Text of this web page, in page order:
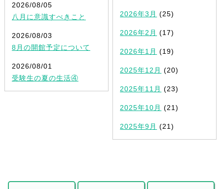
2026/08/05
八月に意識すべきこと
2026/08/03
8月の開館予定について
2026/08/01
受験生の夏の生活④
2026年3月 (25)
2026年2月 (17)
2026年1月 (19)
2025年12月 (20)
2025年11月 (23)
2025年10月 (21)
2025年9月 (21)